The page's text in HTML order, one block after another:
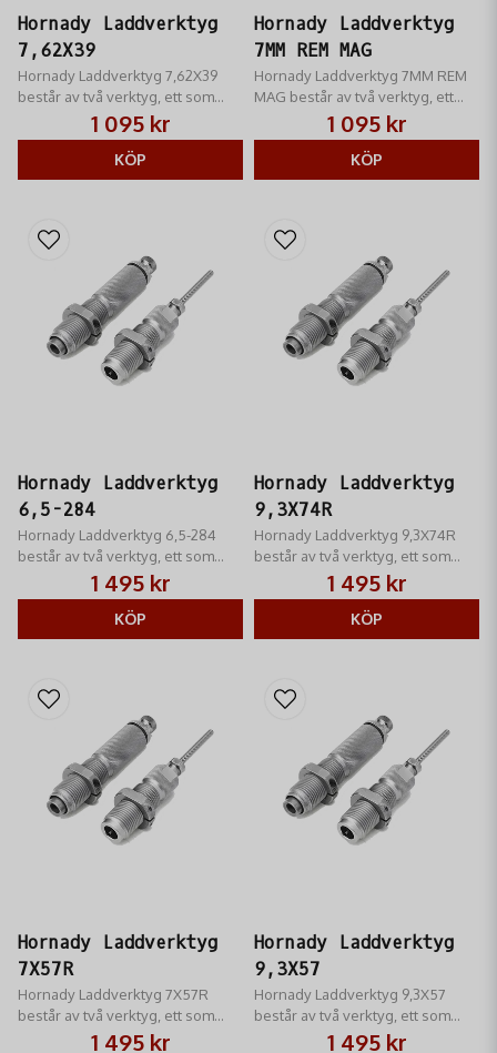
Hornady Laddverktyg
7,62X39
Hornady Laddverktyg 7,62X39
består av två verktyg, ett som
helkalibrerar hylsan samt stöter
ut tändhatten och ett som sätter i
1 095 kr
KÖP
Hornady Laddverktyg
7MM REM MAG
Hornady Laddverktyg 7MM REM
MAG består av två verktyg, ett
som helkalibrerar hylsan samt
stöter ut tändhatten och ett som
1 095 kr
KÖP
Hornady Laddverktyg
6,5-284
Hornady Laddverktyg 6,5-284
består av två verktyg, ett som
helkalibrerar hylsan samt stöter
ut tändhatten och ett som sätter i
1 495 kr
KÖP
Hornady Laddverktyg
9,3X74R
Hornady Laddverktyg 9,3X74R
består av två verktyg, ett som
helkalibrerar hylsan samt stöter
ut tändhatten och ett som sätter i
1 495 kr
KÖP
Hornady Laddverktyg
7X57R
Hornady Laddverktyg 7X57R
består av två verktyg, ett som
helkalibrerar hylsan samt stöter
1 495 kr
Hornady Laddverktyg
9,3X57
Hornady Laddverktyg 9,3X57
består av två verktyg, ett som
helkalibrerar hylsan samt stöter
1 495 kr